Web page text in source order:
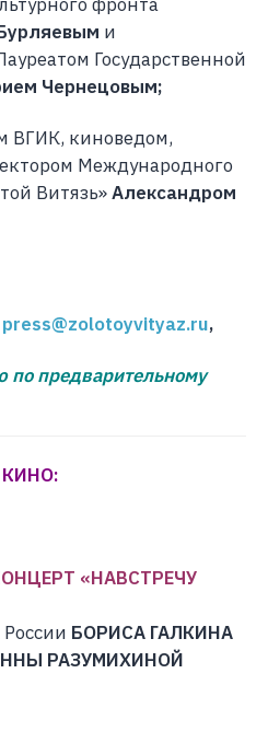
и
Государственной
Чернецовым;
ВГИК, киноведом,
Международного
Витязь»Александром
press@zolotoyvityaz.ru,
по предварительному
КИНО:
«НАВСТРЕЧУ
БОРИСА ГАЛКИНА
РАЗУМИХИНОЙ